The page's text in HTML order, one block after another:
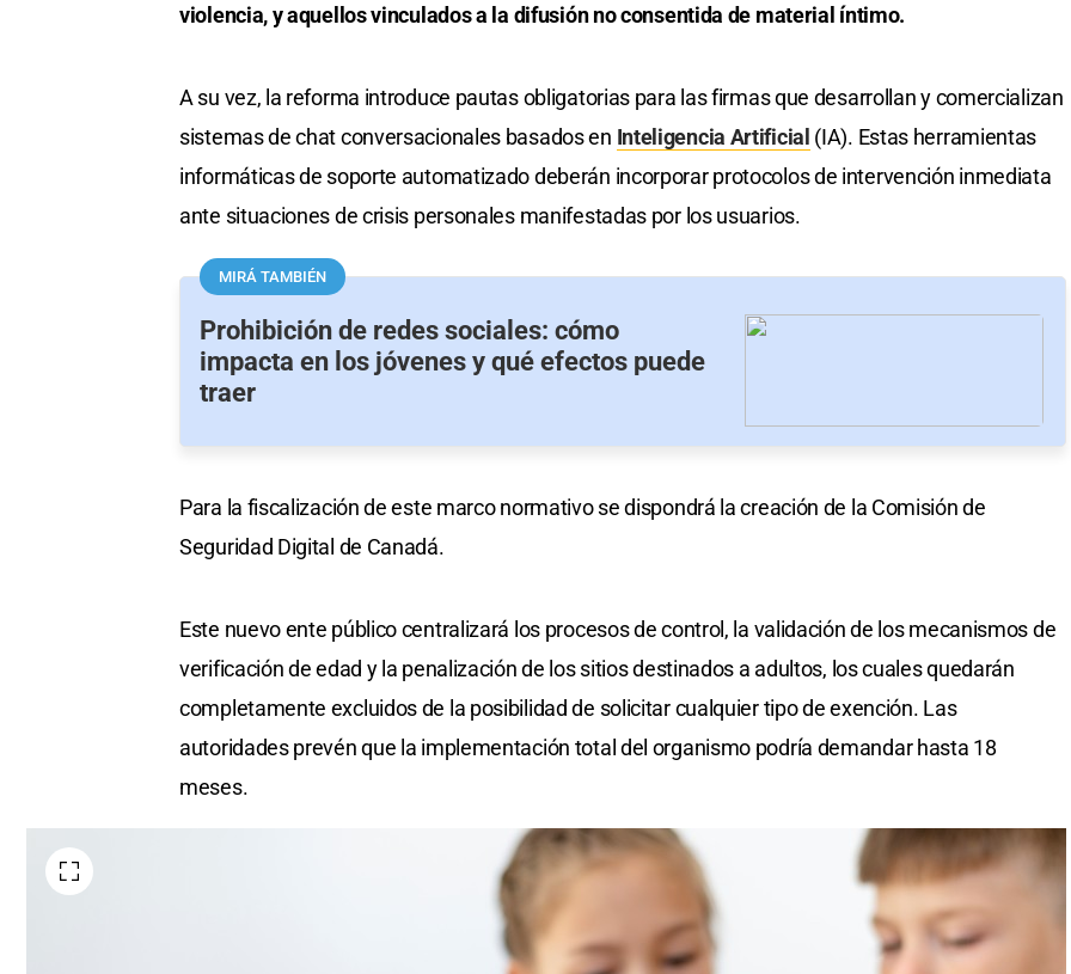
violencia, y aquellos vinculados a la difusión no consentida de material íntimo.
A su vez, la reforma introduce pautas obligatorias para las firmas que desarrollan y comercializan
sistemas de chat conversacionales basados en Inteligencia Artificial (IA). Estas herramientas
informáticas de soporte automatizado deberán incorporar protocolos de intervención inmediata
ante situaciones de crisis personales manifestadas por los usuarios.
MIRÁ TAMBIÉN
Prohibición de redes sociales: cómo
impacta en los jóvenes y qué efectos puede
traer
Para la fiscalización de este marco normativo se dispondrá la creación de la Comisión de
Seguridad Digital de Canadá.
Este nuevo ente público centralizará los procesos de control, la validación de los mecanismos de
verificación de edad y la penalización de los sitios destinados a adultos, los cuales quedarán
completamente excluidos de la posibilidad de solicitar cualquier tipo de exención. Las
autoridades prevén que la implementación total del organismo podría demandar hasta 18
meses.